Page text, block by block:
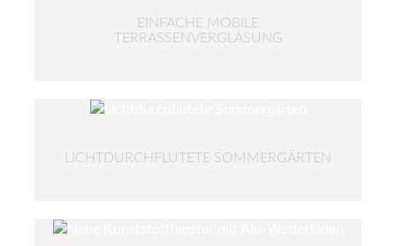
EINFACHE MOBILE
TERRASSENVERGLASUNG
LICHTDURCHFLUTETE SOMMERGÄRTEN